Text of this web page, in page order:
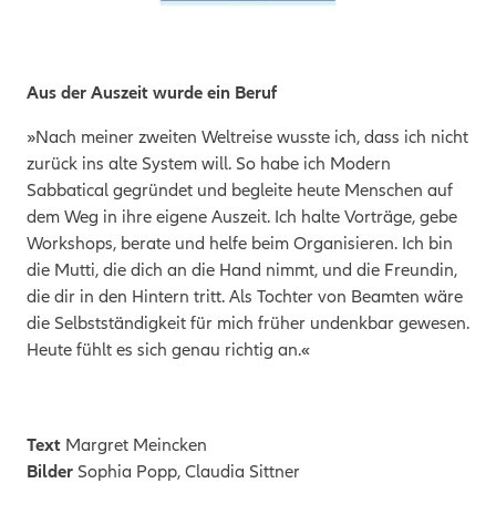
Aus der Auszeit wurde ein Beruf
»Nach meiner zweiten Weltreise wusste ich, dass ich nicht
zurück ins alte System will. So habe ich Modern
Sabbatical gegründet und begleite heute Menschen auf
dem Weg in ihre eigene Auszeit. Ich halte Vorträge, gebe
Workshops, berate und helfe beim Organisieren. Ich bin
die Mutti, die dich an die Hand nimmt, und die Freundin,
die dir in den Hintern tritt. Als Tochter von Beamten wäre
die Selbstständigkeit für mich früher undenkbar gewesen.
Heute fühlt es sich genau richtig an.«
Text Margret Meincken
Bilder Sophia Popp, Claudia Sittner